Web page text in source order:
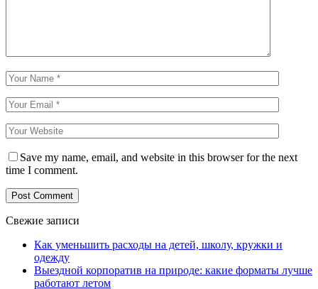
Save my name, email, and website in this browser for the next
time I comment.
Свежие записи
Как уменьшить расходы на детей, школу, кружки и
одежду
Выездной корпоратив на природе: какие форматы лучше
работают летом